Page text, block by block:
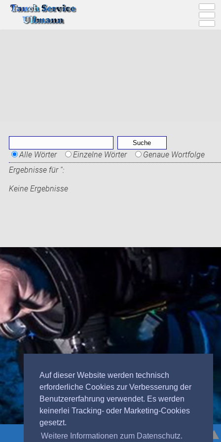
Auf dieser Website werden technisch
erforderliche Cookies zur Verbesserung der
Benutzererfahrung verwendet. Es werden
keinerlei Tracking- oder Marketing-Cookies
gesetzt.
Weitere Informationen zum Datenschutz.
Alle Wörter Einzelne Wörter
Genaue Wortfolge
Ergebnisse für '':
Keine Ergebnisse